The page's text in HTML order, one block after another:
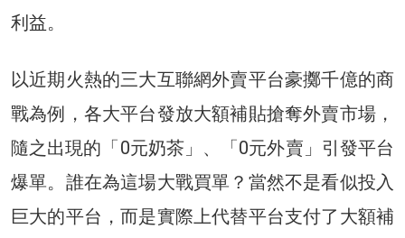
利益。
以近期火熱的三大互聯網外賣平台豪擲千億的商
戰為例，各大平台發放大額補貼搶奪外賣市場，
隨之出現的「0元奶茶」、「0元外賣」引發平台
爆單。誰在為這場大戰買單？當然不是看似投入
巨大的平台，而是實際上代替平台支付了大額補